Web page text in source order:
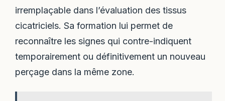
irremplaçable dans l’évaluation des tissus
cicatriciels. Sa formation lui permet de
reconnaître les signes qui contre-indiquent
temporairement ou définitivement un nouveau
perçage dans la même zone.